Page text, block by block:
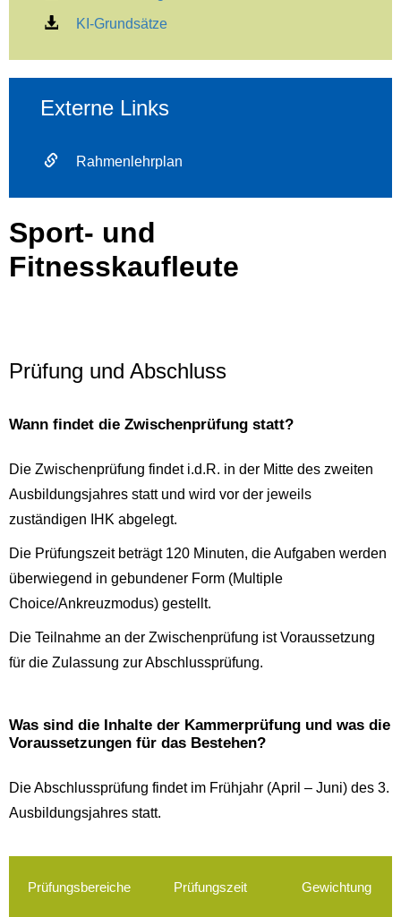
KI-Grundsätze
Externe Links
Rahmenlehrplan
Sport- und
Fitnesskaufleute
Prüfung und Abschluss
Wann findet die Zwischenprüfung statt?
Die Zwischenprüfung findet i.d.R. in der Mitte des zweiten
Ausbildungsjahres statt und wird vor der jeweils
zuständigen IHK abgelegt.
Die Prüfungszeit beträgt 120 Minuten, die Aufgaben werden
überwiegend in gebundener Form (Multiple
Choice/Ankreuzmodus) gestellt.
Die Teilnahme an der Zwischenprüfung ist Voraussetzung
für die Zulassung zur Abschlussprüfung.
Was sind die Inhalte der Kammerprüfung und was die
Voraussetzungen für das Bestehen?
Die Abschlussprüfung findet im Frühjahr (April – Juni) des 3.
Ausbildungsjahres statt.
Prüfungsbereiche Prüfungszeit Gewichtung